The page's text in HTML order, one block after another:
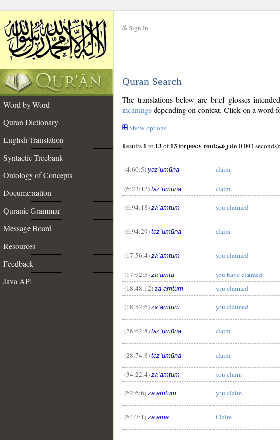
Sign In
Quran Search
Word by Word
Quran Dictionary
English Translation
Syntactic Treebank
Ontology of Concepts
Documentation
Quranic Grammar
Message Board
Resources
Feedback
Java API
The translations below are brief glosses
meaningsdepending on context. Click on a word
Show options
Results 1 to 13of13for pos:v root:زعم(in 0.003 seconds):
(4:60:5) yazʿumūna claim
(6:22:12) tazʿumūna claim
(6:94:18) zaʿamtum you claimed
(6:94:29) tazʿumūna claim
(17:56:4) zaʿamtum you claimed
(17:92:5) zaʿamta you have claimed
(18:48:12) zaʿamtum you claimed
(18:52:6) zaʿamtum you claimed
(28:62:8) tazʿumūna claim
(28:74:8) tazʿumūna claim
(34:22:4) zaʿamtum you claim
(62:6:6) zaʿamtum you claim
(64:7:1) zaʿama Claim